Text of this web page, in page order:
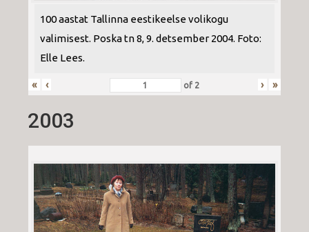
100 aastat Tallinna eestikeelse volikogu
valimisest. Poska tn 8, 9. detsember 2004. Foto:
Elle Lees.
« ‹ of 2 › »
2003